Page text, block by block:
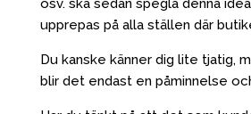
osv. ska sedan spegla denna
upprepas på alla ställen där
Du kanske känner dig lite tjatig,
blir det endast en påminnelse